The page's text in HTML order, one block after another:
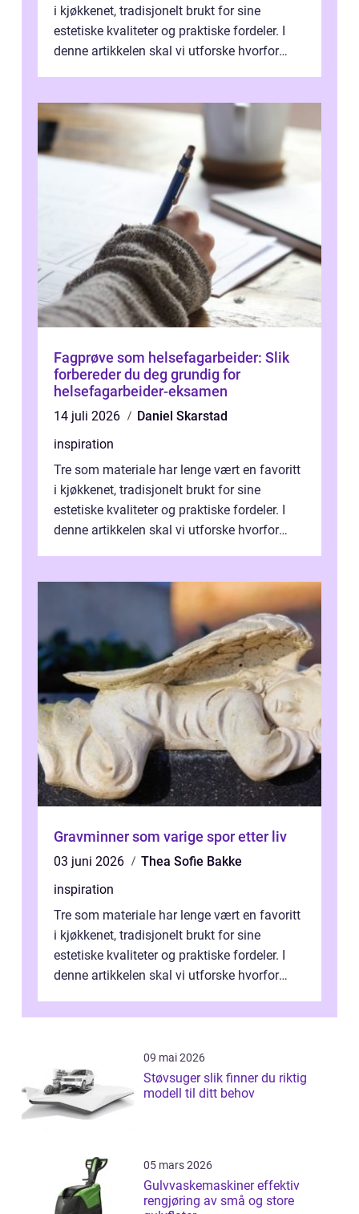
i kjøkkenet, tradisjonelt brukt for sine
estetiske kvaliteter og praktiske fordeler. I
denne artikkelen skal vi utforske hvorfor
Fagprøve som helsefagarbeider: Slik
forbereder du deg grundig for
helsefagarbeider-eksamen
14 juli 2026
Daniel Skarstad
inspiration
Tre som materiale har lenge vært en favoritt
i kjøkkenet, tradisjonelt brukt for sine
estetiske kvaliteter og praktiske fordeler. I
denne artikkelen skal vi utforske hvorfor
Gravminner som varige spor etter liv
03 juni 2026
Thea Sofie Bakke
inspiration
Tre som materiale har lenge vært en favoritt
i kjøkkenet, tradisjonelt brukt for sine
estetiske kvaliteter og praktiske fordeler. I
denne artikkelen skal vi utforske hvorfor
09 mai 2026
Støvsuger slik finner du riktig
modell til ditt behov
05 mars 2026
Gulvvaskemaskiner effektiv
rengjøring av små og store